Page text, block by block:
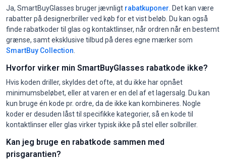
Ja, SmartBuyGlasses bruger jævnligt rabatkuponer . Det kan være
rabatter på designerbriller ved køb for et vist beløb. Du kan også
finde rabatkoder til glas og kontaktlinser, når ordren når en bestemt
grænse, samt eksklusive tilbud på deres egne mærker som
SmartBuy Collection
Hvorfor virker min SmartBuyGlasses rabatkode ikke?
Hvis koden driller, skyldes det ofte, at du ikke har opnået
minimumsbeløbet, eller at varen er en del af et lagersalg. Du kan
kun bruge én kode pr. ordre, da de ikke kan kombineres. Nogle
koder er desuden låst til specifikke kategorier, så en kode til
kontaktlinser eller glas virker typisk ikke på stel eller solbriller.
Kan jeg bruge en rabatkode sammen med
prisgarantien?